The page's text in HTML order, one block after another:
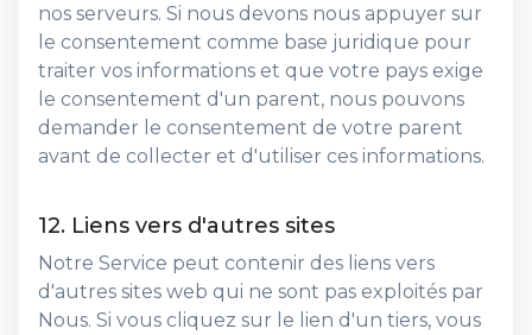
nos serveurs. Si nous devons nous appuyer sur
le consentement comme base juridique pour
traiter vos informations et que votre pays exige
le consentement d'un parent, nous pouvons
demander le consentement de votre parent
avant de collecter et d'utiliser ces informations.
12. Liens vers d'autres sites
Notre Service peut contenir des liens vers
d'autres sites web qui ne sont pas exploités par
Nous. Si vous cliquez sur le lien d'un tiers, vous